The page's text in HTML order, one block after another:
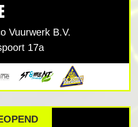
Vuurwerk B.V.
17a